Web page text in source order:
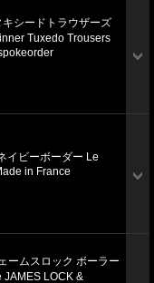
シードトラウザーズ
Tuxedo Trousers
イビーボーダー Le
in France
ームスロック ボーラー
JAMES LOCK &